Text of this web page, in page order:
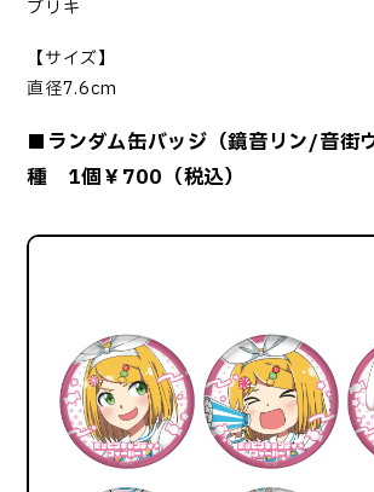
ブリキ
【サイズ】
直径7.6cm
■ランダム缶バッジ（鏡音リン/音
種 1個￥700（税込）